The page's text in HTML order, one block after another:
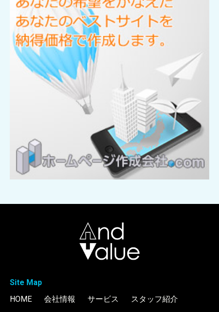
Site Map
HOME
会社情報 サービス スタッフ紹介